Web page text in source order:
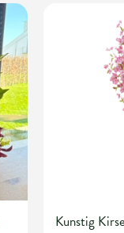
Kunstig